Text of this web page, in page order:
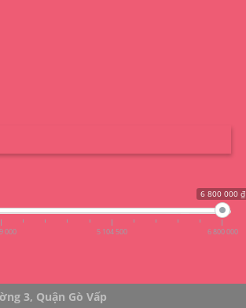
6 800 000 ₫
000 5 104 500 6 800 000
3, Quận Gò Vấp